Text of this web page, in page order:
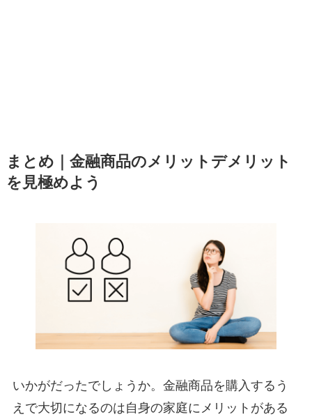
まとめ｜金融商品のメリットデメリット
を見極めよう
いかがだったでしょうか。金融商品を購入するう
えで大切になるのは自身の家庭にメリットがある